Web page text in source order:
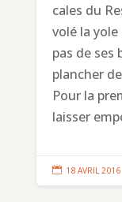
cales du
volé la yole
pas de
plancher
Pour la
laisser
 18 AVRIL 2016